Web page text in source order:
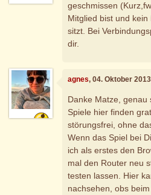
geschmissen
Mitglied bist und
sitzt. Bei
dir.
agnes, 04. Oktober
Danke Matze, genau
Spiele hier finden
störungsfrei, ohne
Wenn das Spiel bei
ich als erstes den
mal den Router neu
testen lassen. Hier
nachsehen, obs